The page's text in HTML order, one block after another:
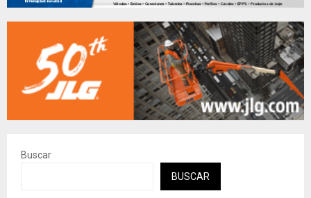
Buscar
BUSCAR